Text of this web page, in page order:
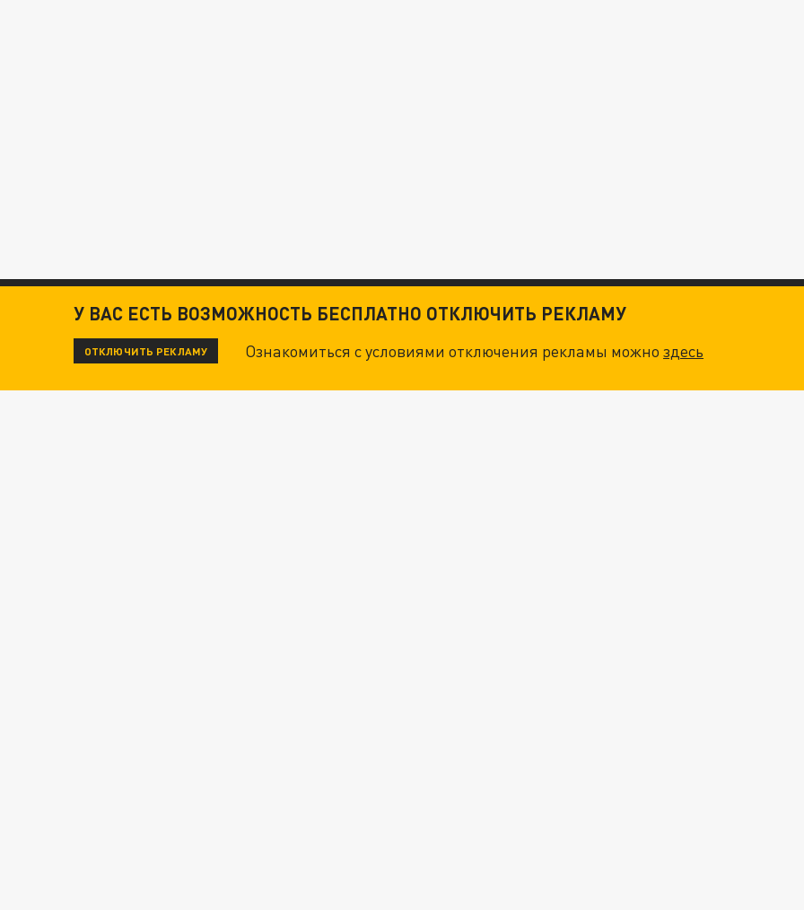
У ВАС ЕСТЬ ВОЗМОЖНОСТЬ БЕСПЛАТНО ОТКЛЮЧИТЬ РЕКЛАМУ
ОТКЛЮЧИТЬ РЕКЛАМУ Ознакомиться с условиями отключения рекламы можноздесь